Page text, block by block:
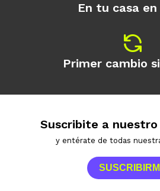
En tu casa en
Primer cambio
Suscribite a
y entérate de todas